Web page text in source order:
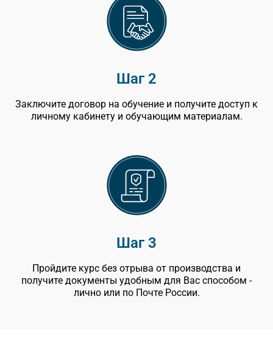
Шаг 2
Заключите договор на обучение и получите доступ к
личному кабинету и обучающим материалам.
Шаг 3
Пройдите курс без отрыва от производства и
получите документы удобным для Вас способом -
лично или по Почте России.